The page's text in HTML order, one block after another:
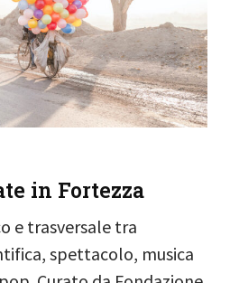
in Fortezza
e trasversale tra
spettacolo, musica